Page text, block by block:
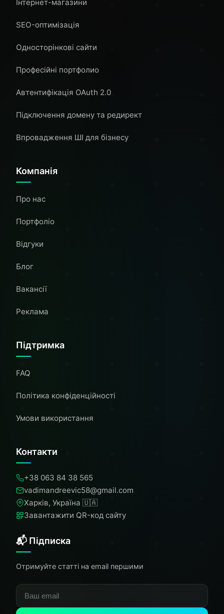
Інтернет-магазини
SEO-оптимізація
Односторінкові сайти
Професійні портфолио
Автентифікація OAuth 2.0
Підключення домену та редирект
Впровадження ШІ для бізнесу
Компанія
Про нас
Портфоліо
Відгуки
Блог
Вакансії
Реклама
Підтримка
FAQ
Політика конфіденційності
Умови використання
Контакти
+38 063 84 38 565
vadimandreevic58@gmail.com
Харків, Україна 🇺🇦
Завантажити QR-код сайту
📬 Підписка
Отримуйте статті на email першими